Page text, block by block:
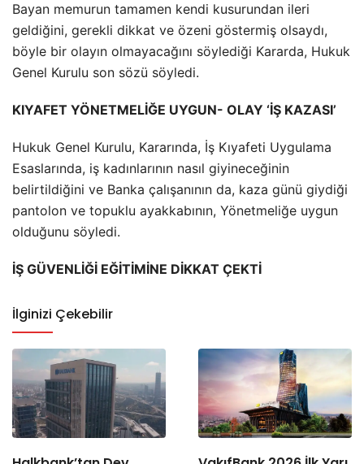
Bayan memurun tamamen kendi kusurundan ileri
geldiğini, gerekli dikkat ve özeni göstermiş olsaydı,
böyle bir olayın olmayacağını söylediği Kararda, Hukuk
Genel Kurulu son sözü söyledi.
KIYAFET YÖNETMELİĞE UYGUN- OLAY ‘İŞ KAZASI’
Hukuk Genel Kurulu, Kararında, İş Kıyafeti Uygulama
Esaslarında, iş kadınlarının nasıl giyineceğinin
belirtildiğini ve Banka çalışanının da, kaza günü giydiği
pantolon ve topuklu ayakkabının, Yönetmeliğe uygun
olduğunu söyledi.
İŞ GÜVENLİĞİ EĞİTİMİNE DİKKAT ÇEKTİ
İlginizi Çekebilir